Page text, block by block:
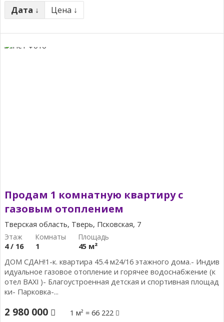
Дата ↓ Цена ↓
Продам 1 комнатную квартиру с
газовым отоплением
Тверская область, Тверь, Псковская, 7
4 / 16 1
45 м²
ДОМ СДАН!1-к. квартира 45.4 м24/16 этажного дома.- Индив
идуальное газовое отопление и горячее водоснабжение (к
отел ВАХI )- Благоустроенная детская и спортивная площад
ки- Парковка-...
2 980 000 1 м² = 66 222